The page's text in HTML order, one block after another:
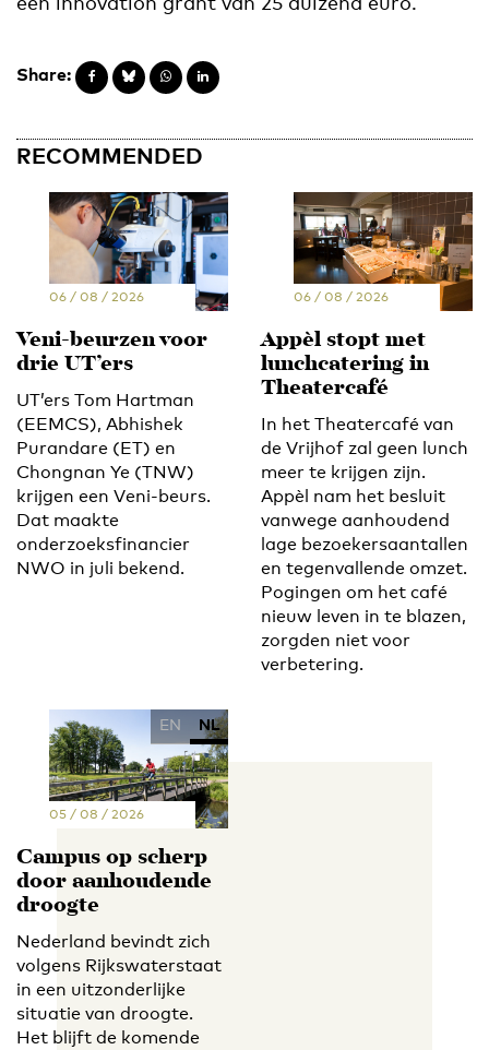
Share:
RECOMMENDED
06 / 08 / 2026
Veni-beurzen voor
drie UT’ers
UT’ers Tom Hartman
(EEMCS), Abhishek
Purandare (ET) en
Chongnan Ye (TNW)
krijgen een Veni-beurs.
Dat maakte
onderzoeksfinancier
NWO in juli bekend.
06 / 08 / 2026
Appèl stopt met
lunchcatering in
Theatercafé
In het Theatercafé van
de Vrijhof zal geen lunch
meer te krijgen zijn.
Appèl nam het besluit
vanwege aanhoudend
lage bezoekersaantallen
en tegenvallende omzet.
Pogingen om het café
nieuw leven in te blazen,
zorgden niet voor
verbetering.
EN NL
05 / 08 / 2026
Campus op scherp
door aanhoudende
droogte
Nederland bevindt zich
volgens Rijkswaterstaat
in een uitzonderlijke
situatie van droogte.
Het blijft de komende